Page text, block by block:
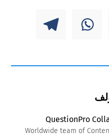
QuestionPro
Worldwide team of